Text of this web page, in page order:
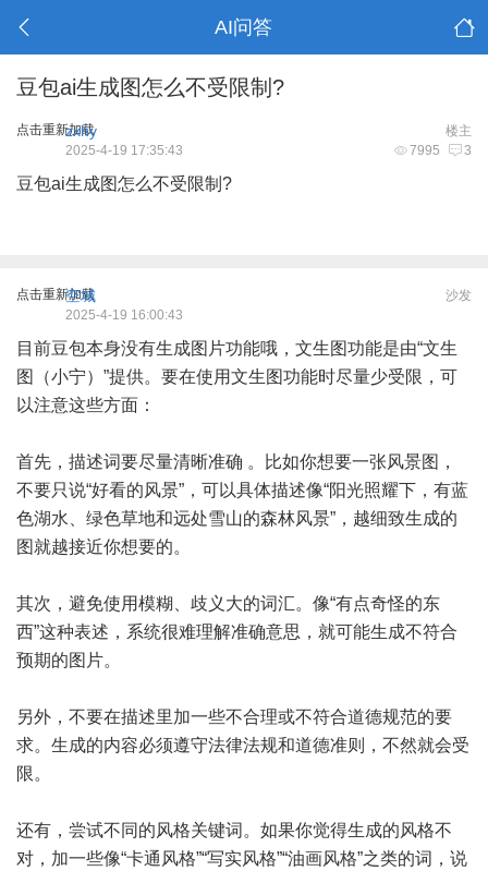
AI问答
豆包ai生成图怎么不受限制?
点击重新加载 楼主
zxhy
7995 3
2025-4-19 17:35:43
豆包ai生成图怎么不受限制?
点击重新加载 沙发
空城
2025-4-19 16:00:43
目前豆包本身没有生成图片功能哦，文生图功能是由“文生
图（小宁）”提供。要在使用文生图功能时尽量少受限，可
以注意这些方面：
首先，描述词要尽量清晰准确 。比如你想要一张风景图，
不要只说“好看的风景”，可以具体描述像“阳光照耀下，有蓝
色湖水、绿色草地和远处雪山的森林风景”，越细致生成的
图就越接近你想要的。
其次，避免使用模糊、歧义大的词汇。像“有点奇怪的东
西”这种表述，系统很难理解准确意思，就可能生成不符合
预期的图片。
另外，不要在描述里加一些不合理或不符合道德规范的要
求。生成的内容必须遵守法律法规和道德准则，不然就会受
限。
还有，尝试不同的风格关键词。如果你觉得生成的风格不
对，加一些像“卡通风格”“写实风格”“油画风格”之类的词，说